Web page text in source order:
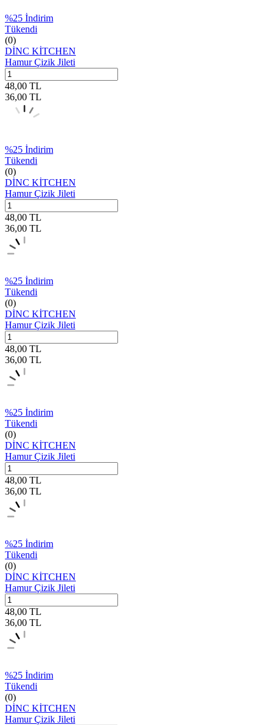
%25 İndirim
Tükendi
(0)
DİNC KİTCHEN
Hamur Çizik Jileti
48,00 TL
36,00 TL
%25 İndirim
Tükendi
(0)
DİNC KİTCHEN
Hamur Çizik Jileti
48,00 TL
36,00 TL
%25 İndirim
Tükendi
(0)
DİNC KİTCHEN
Hamur Çizik Jileti
48,00 TL
36,00 TL
%25 İndirim
Tükendi
(0)
DİNC KİTCHEN
Hamur Çizik Jileti
48,00 TL
36,00 TL
%25 İndirim
Tükendi
(0)
DİNC KİTCHEN
Hamur Çizik Jileti
48,00 TL
36,00 TL
%25 İndirim
Tükendi
(0)
DİNC KİTCHEN
Hamur Çizik Jileti